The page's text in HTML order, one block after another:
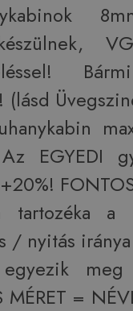
Az EGYEDI
tartozéka a
/ nyitás
meg
=